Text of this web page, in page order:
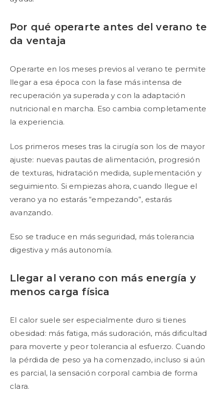
Por qué operarte antes del verano te
da ventaja
Operarte en los meses previos al verano te permite
llegar a esa época con la fase más intensa de
recuperación ya superada y con la adaptación
nutricional en marcha. Eso cambia completamente
la experiencia.
Los primeros meses tras la cirugía son los de mayor
ajuste: nuevas pautas de alimentación, progresión
de texturas, hidratación medida, suplementación y
seguimiento. Si empiezas ahora, cuando llegue el
verano ya no estarás “empezando”, estarás
avanzando.
Eso se traduce en más seguridad, más tolerancia
digestiva y más autonomía.
Llegar al verano con más energía y
menos carga física
El calor suele ser especialmente duro si tienes
obesidad: más fatiga, más sudoración, más dificultad
para moverte y peor tolerancia al esfuerzo. Cuando
la pérdida de peso ya ha comenzado, incluso si aún
es parcial, la sensación corporal cambia de forma
clara.